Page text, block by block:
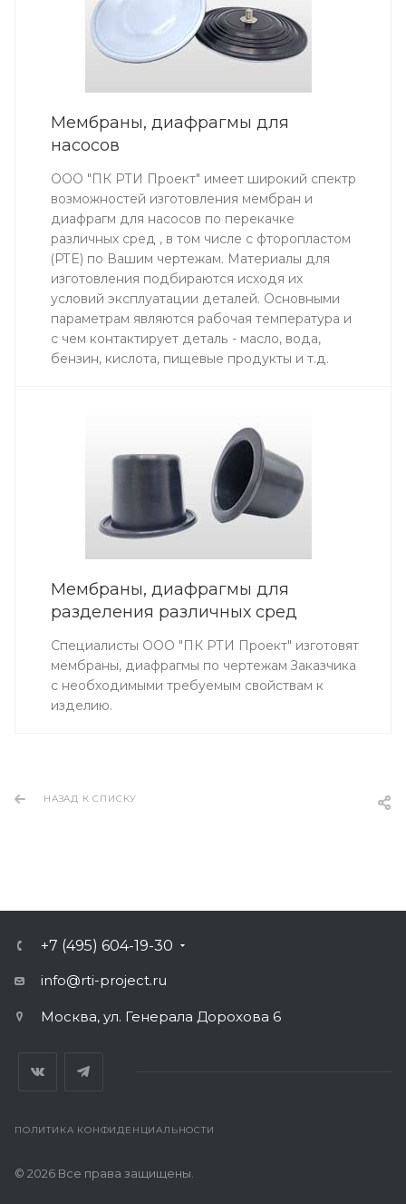
Мембраны, диафрагмы для
насосов
ООО "ПК РТИ Проект" имеет широкий спектр
возможностей изготовления мембран и
диафрагм для насосов по перекачке
различных сред , в том числе с фторопластом
(PTE) по Вашим чертежам. Материалы для
изготовления подбираются исходя их
условий эксплуатации деталей. Основными
параметрам являются рабочая температура и
с чем контактирует деталь - масло, вода,
бензин, кислота, пищевые продукты и т.д.
Мембраны, диафрагмы для
разделения различных сред
Специалисты ООО "ПК РТИ Проект" изготовят
мембраны, диафрагмы по чертежам Заказчика
с необходимыми требуемым свойствам к
изделию.
НАЗАД К СПИСКУ
+7 (495) 604-19-30
info@rti-project.ru
Москва, ул. Генерала Дорохова 6
ПОЛИТИКА КОНФИДЕНЦИАЛЬНОСТИ
© 2026 Все права защищены.